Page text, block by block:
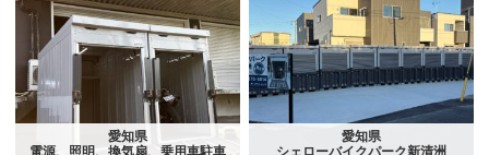
愛知県
愛知県